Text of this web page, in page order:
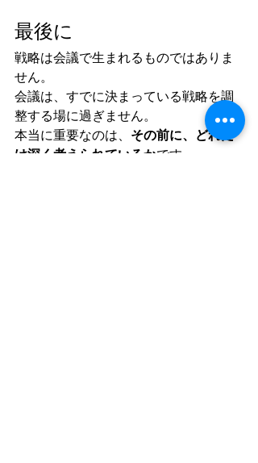
最後に
戦略は会議で生まれるものではありま
せん。
会議は、すでに決まっている戦略を調
整する場に過ぎません。
本当に重要なのは、 その前に、どれだ
け深く考えられているかです。